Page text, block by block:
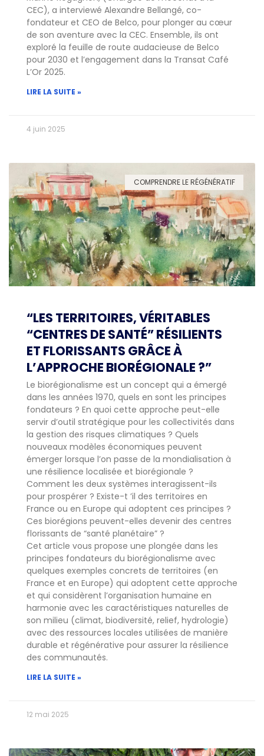
CEC), a interviewé Alexandre Bellangé, co-
fondateur et CEO de Belco, pour plonger au cœur
de son aventure avec la CEC. Ensemble, ils ont
exploré la feuille de route audacieuse de Belco
pour 2030 et l’engagement dans la Transat Café
L’Or 2025.
LIRE LA SUITE »
4 juin 2025
COMPRENDRE LE RÉGÉNÉRATIF
“LES TERRITOIRES, VÉRITABLES
“CENTRES DE SANTÉ” RÉSILIENTS
ET FLORISSANTS GRÂCE À
L’APPROCHE BIORÉGIONALE ?”
Le biorégionalisme est un concept qui a émergé
dans les années 1970, quels en sont les principes
fondateurs ? En quoi cette approche peut-elle
servir d’outil stratégique pour les collectivités dans
la gestion des risques climatiques ? Quels
nouveaux modèles économiques peuvent
émerger lorsque l’on passe de la mondialisation à
une résilience localisée et biorégionale ?
Comment les deux systèmes interagissent-ils
pour prospérer ? Existe-t ’il des territoires en
France ou en Europe qui adoptent ces principes ?
Ces biorégions peuvent-elles devenir des centres
florissants de “santé planétaire” ?
Cet article vous propose une plongée dans les
principes fondateurs du biorégionalisme avec
quelques exemples concrets de territoires (en
France et en Europe) qui adoptent cette approche
et qui considèrent l’organisation humaine en
harmonie avec les caractéristiques naturelles de
son milieu (climat, biodiversité, relief, hydrologie)
avec des ressources locales utilisées de manière
durable et régénérative pour assurer la résilience
des communautés.
LIRE LA SUITE »
12 mai 2025